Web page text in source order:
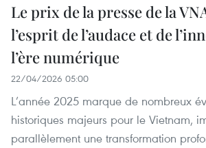
Le prix de la presse de la
l’esprit de l’audace et de
l’ère numérique
22/04/2026 05:00
L’année 2025 marque de nombreux
historiques majeurs pour le Vietnam,
parallèlement une transformation